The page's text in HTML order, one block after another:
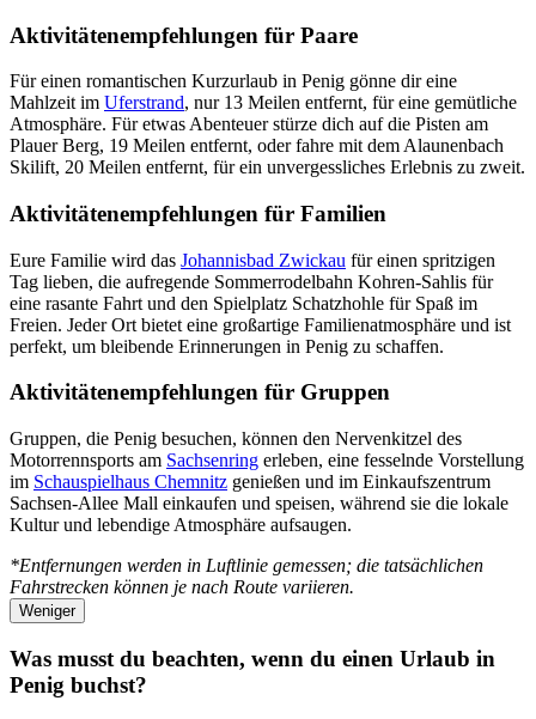
Aktivitätenempfehlungen für Paare
Für einen romantischen Kurzurlaub in Penig gönne dir eine
Mahlzeit im Uferstrand, nur 13 Meilen entfernt, für eine gemütliche
Atmosphäre. Für etwas Abenteuer stürze dich auf die Pisten am
Plauer Berg, 19 Meilen entfernt, oder fahre mit dem Alaunenbach
Skilift, 20 Meilen entfernt, für ein unvergessliches Erlebnis zu zweit.
Aktivitätenempfehlungen für Familien
Eure Familie wird das Johannisbad Zwickau für einen spritzigen
Tag lieben, die aufregende Sommerrodelbahn Kohren-Sahlis für
eine rasante Fahrt und den Spielplatz Schatzhohle für Spaß im
Freien. Jeder Ort bietet eine großartige Familienatmosphäre und ist
perfekt, um bleibende Erinnerungen in Penig zu schaffen.
Aktivitätenempfehlungen für Gruppen
Gruppen, die Penig besuchen, können den Nervenkitzel des
Motorrennsports am Sachsenring erleben, eine fesselnde Vorstellung
im Schauspielhaus Chemnitz genießen und im Einkaufszentrum
Sachsen-Allee Mall einkaufen und speisen, während sie die lokale
Kultur und lebendige Atmosphäre aufsaugen.
*Entfernungen werden in Luftlinie gemessen; die tatsächlichen
Fahrstrecken können je nach Route variieren.
Weniger
Was musst du beachten, wenn du einen Urlaub in
Penig buchst?